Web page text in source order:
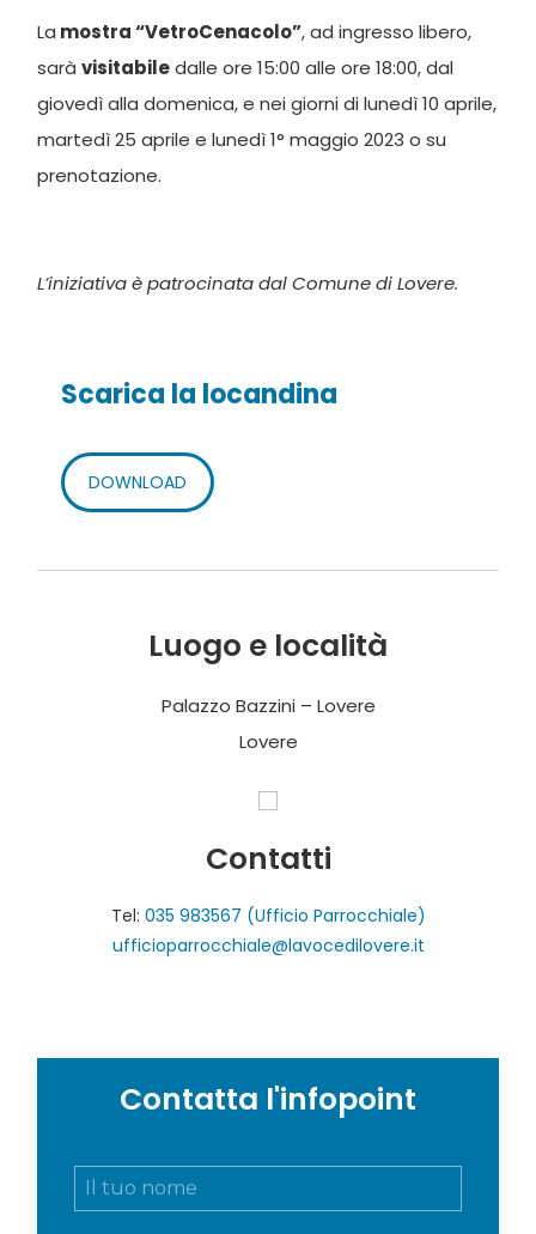
La mostra “VetroCenacolo”, ad ingresso libero,
saràvisitabiledalle ore 15:00 alle ore 18:00, dal
giovedì alla domenica, e nei giorni di lunedì 10 aprile,
martedì 25 aprile e lunedì 1° maggio 2023 o su
prenotazione.
L’iniziativa è patrocinata dal Comune di Lovere.
Scarica la locandina
DOWNLOAD
Luogo e località
Palazzo Bazzini – Lovere
Lovere
Contatti
Tel: 035 983567 (Ufficio Parrocchiale)
ufficioparrocchiale@lavocedilovere.it
Contatta l'infopoint
N